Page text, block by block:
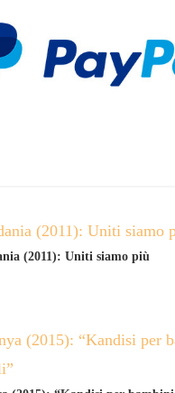
(2011): Uniti siamo più